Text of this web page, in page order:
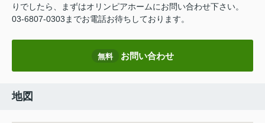
りでしたら、まずはオリンピアホームにお問い合わせ下さい。
03-6807-0303までお電話お待ちしております。
無料 お問い合わせ
地図